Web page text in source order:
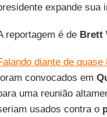
expande sua
reportagem é de Brett
diante de
convocados em
uma reunião
usados ​​contra o